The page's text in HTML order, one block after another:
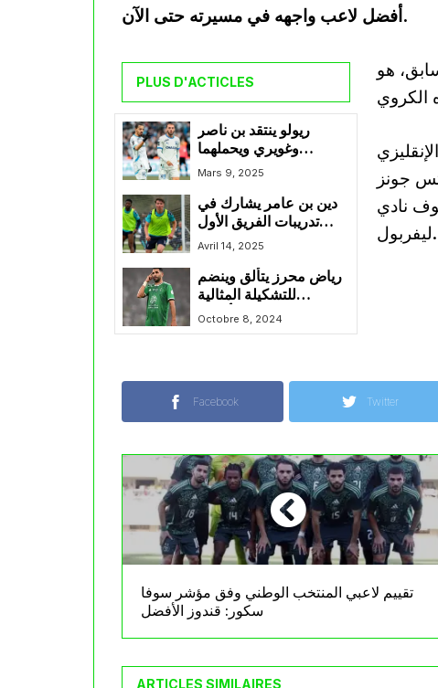
أفضل لاعب واجهه في مسيرته حتى الآن.
PLUS D'ACTICLES
ريولو ينتقد بن ناصر
وغويري ويحملهما
مسؤولية تراجع مارسيليا
Mars 9, 2025
دين بن عامر يشارك في
تدريبات الفريق الأول
لكريستال بالاس
Avril 14, 2025
رياض محرز يتألق وينضم
للتشكيلة المثالية
لمباريات دوري أبطال
آسيا
Octobre 8, 2024
هو
جونز
نادي
ليفربول.
Facebook Twitter
تقييم لاعبي المنتخب الوطني وفق مؤشر سوفا
سكور: قندوز الأفضل
ARTICLES SIMILAIRES